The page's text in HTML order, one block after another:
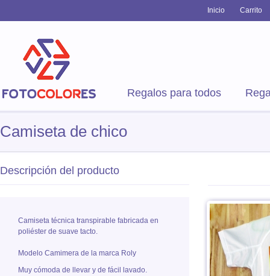
Carrito
Inicio
Regalos para todos
Camiseta de chico
Descripción del producto
Camiseta técnica transpirable fabricada en
poliéster de suave tacto.
Modelo Camimera de la marca Roly
Muy cómoda de llevar y de fácil lavado.